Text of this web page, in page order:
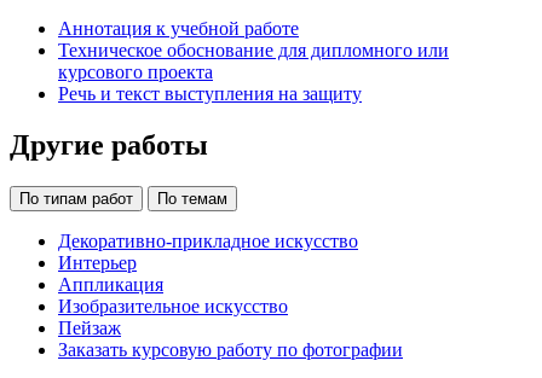
Аннотация к учебной работе
Техническое обоснование для дипломного или
курсового проекта
Речь и текст выступления на защиту
Другие работы
По типам работ По темам
Декоративно-прикладное искусство
Интерьер
Аппликация
Изобразительное искусство
Пейзаж
Заказать курсовую работу по фотографии